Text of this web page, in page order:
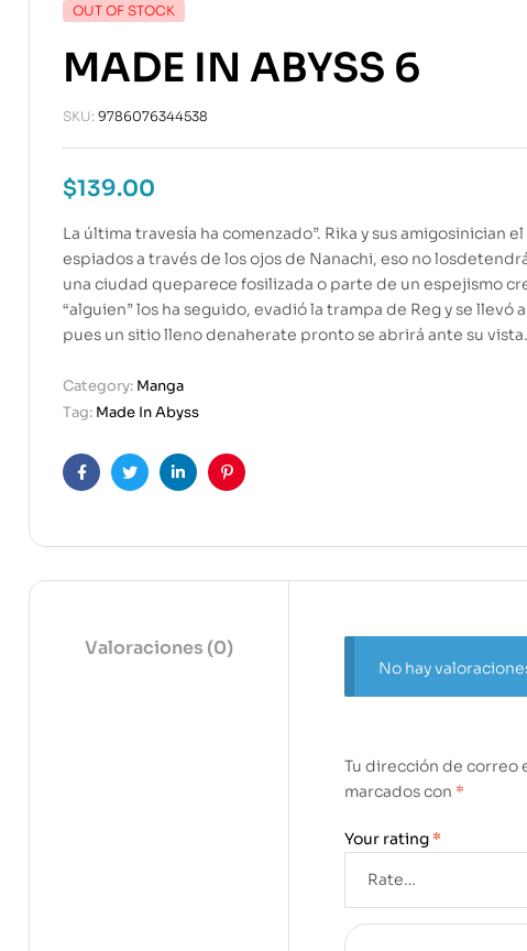
OUT OF STOCK
MADE IN ABYSS 6
SKU: 9786076344538
$139.00
La última travesía ha comenzado”. Rika y sus
espiados a través de los ojos de Nanachi, eso no
una ciudad queparece fosilizada o parte de un espejismo
“alguien” los ha seguido, evadió la trampa de Reg y se
pues un sitio lleno denaherate pronto se abrirá ante su
Category: Manga
Tag: Made In Abyss
FacebookTwitterLinkedinPinterest
Valoraciones (0)
No hay
Tu dirección de correo
marcados con *
Your rating *